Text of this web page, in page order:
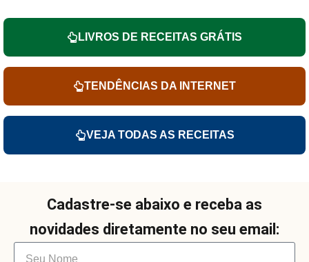
LIVROS DE RECEITAS GRÁTIS
TENDÊNCIAS DA INTERNET
VEJA TODAS AS RECEITAS
Cadastre-se abaixo e receba as
novidades diretamente no seu email: